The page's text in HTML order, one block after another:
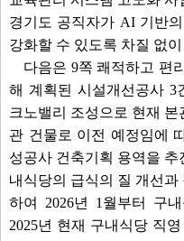
경기도 공직자가 AI 기반
강화할 수 있도록 차질 없
다음은 9쪽 쾌적하고 편
해 계획된 시설개선공사 3
크노밸리 조성으로 현재
관 건물로 이전 예정임에
성공사 건축기획 용역을
내식당의 급식의 질 개선과
하여 2026년 1월부터 구
2025년 현재 구내식당 직